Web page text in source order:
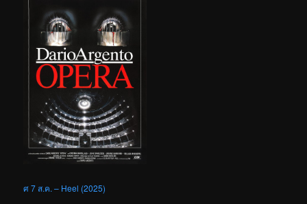
ศ 7 ส.ค. – Heel (2025)